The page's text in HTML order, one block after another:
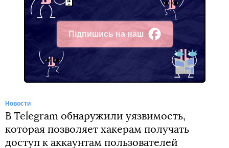
Підпишись на наш
Facebook
Новости
В Telegram обнаружили уязвимость,
которая позволяет хакерам получать
доступ к аккаунтам пользователей